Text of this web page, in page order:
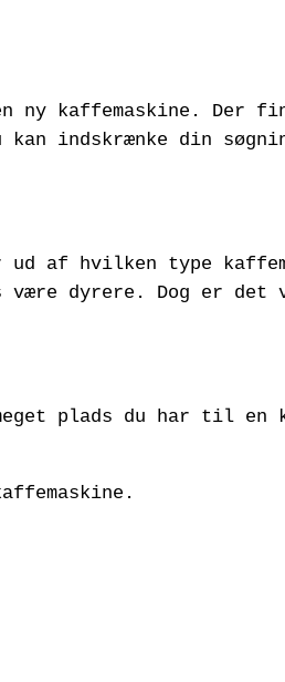
ny kaffemaskine. Der
indskrænke din
af hvilken type
dyrere. Dog er det
plads du har til en